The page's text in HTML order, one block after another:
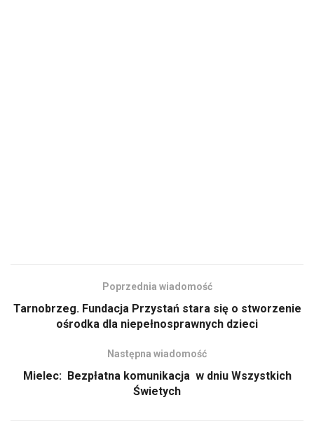
Poprzednia wiadomość
Tarnobrzeg. Fundacja Przystań stara się o stworzenie
ośrodka dla niepełnosprawnych dzieci
Następna wiadomość
Mielec: Bezpłatna komunikacja w dniu Wszystkich
Świetych